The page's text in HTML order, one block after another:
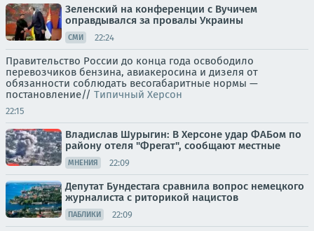
Зеленский на конференции с Вучичем
оправдывался за провалы Украины
СМИ 22:24
Правительство России до конца года освободило
перевозчиков бензина, авиакеросина и дизеля от
обязанности соблюдать весогабаритные нормы —
постановление// Типичный Херсон
22:15
Владислав Шурыгин: В Херсоне удар ФАБом по
району отеля "Фрегат", сообщают местные
МНЕНИЯ 22:09
Депутат Бундестага сравнила вопрос немецкого
журналиста с риторикой нацистов
ПАБЛИКИ 22:09